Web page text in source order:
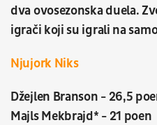
dva ovosezonska duela.
igrači koji su igrali na
Njujork Niks
Džejlen Branson - 26,5
Majls Mekbrajd* - 21 poen